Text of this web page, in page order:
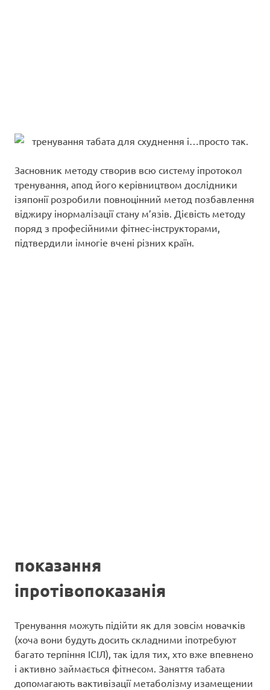
Засновник методу створив всю систему іпротокол
тренування, апод його керівництвом дослідники
ізяпонії розробили повноцінний метод позбавлення
віджиру інормалізації стану м’язів. Дієвість методу
поряд з професійними фітнес-інструкторами,
підтвердили імногіе вчені різних країн.
показання
іпротівопоказанія
Тренування можуть підійти як для зовсім новачків
(хоча вони будуть досить складними іпотребуют
багато терпіння ІСІЛ), так ідля тих, хто вже впевнено
і активно займається фітнесом. Заняття табата
допомагають вактивізації метаболізму изамещении